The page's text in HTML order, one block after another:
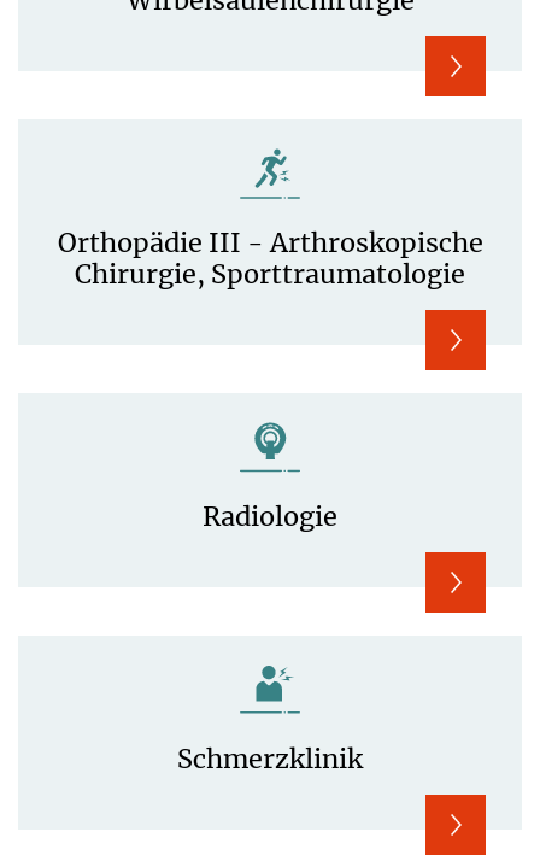
Orthopädie III - Arthroskopische
Chirurgie, Sporttraumatologie
Radiologie
Schmerzklinik